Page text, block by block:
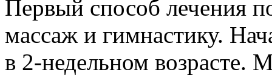
Первый способ лечения
массаж и гимнастику.
в 2-недельном возрасте.